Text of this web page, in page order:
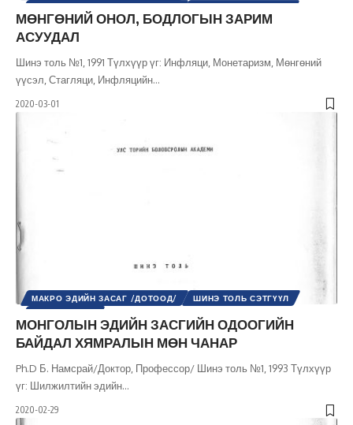
ШИНЭ ТОЛЬ СЭТГҮҮЛ
МӨНГӨНИЙ ОНОЛ, БОДЛОГЫН ЗАРИМ
АСУУДАЛ
Шинэ толь №1, 1991 Түлхүүр үг: Инфляци, Монетаризм, Мөнгөний
үүсэл, Стагляци, Инфляцийн…
2020-03-01
МАКРО ЭДИЙН ЗАСАГ /ДОТООД/
ШИНЭ ТОЛЬ СЭТГҮҮЛ
МОНГОЛЫН ЭДИЙН ЗАСГИЙН ОДООГИЙН
БАЙДАЛ ХЯМРАЛЫН МӨН ЧАНАР
Ph.D Б. Намсрай/Доктор, Профессор/ Шинэ толь №1, 1993 Түлхүүр
үг: Шилжилтийн эдийн…
2020-02-29